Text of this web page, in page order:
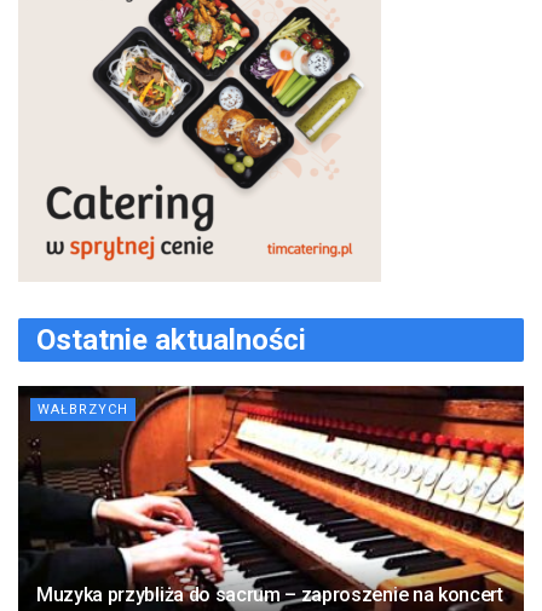
Ostatnie aktualności
WAŁBRZYCH
Muzyka przybliża do sacrum – zaproszenie na koncert